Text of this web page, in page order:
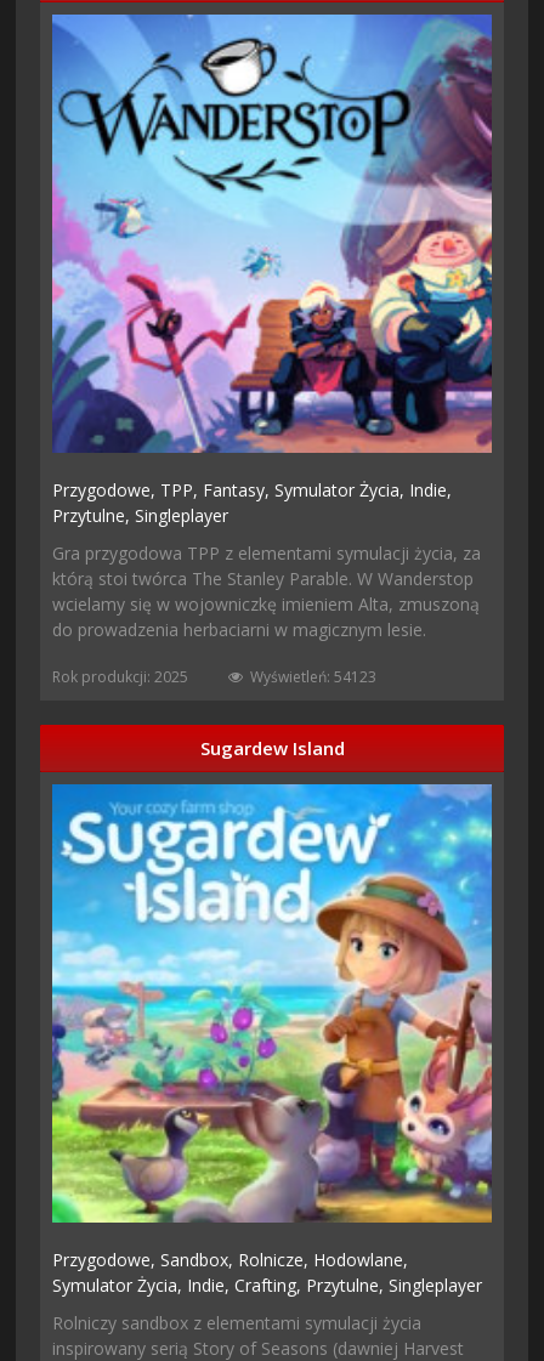
Przygodowe, TPP, Fantasy,Symulator Życia, Indie,
Przytulne,Singleplayer
Gra przygodowa TPP z elementami symulacji życia, za
którą stoi twórca The Stanley Parable. W Wanderstop
wcielamy się w wojowniczkę imieniem Alta, zmuszoną
do prowadzenia herbaciarni w magicznym lesie.
Rok produkcji: 2025 Wyświetleń: 54123
Sugardew Island
Przygodowe,Sandbox, Rolnicze, Hodowlane,
Symulator Życia, Indie,Crafting, Przytulne,Singleplayer
Rolniczy sandbox z elementami symulacji życia
inspirowany serią Story of Seasons (dawniej Harvest